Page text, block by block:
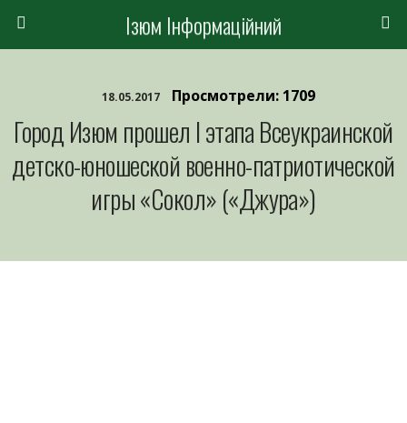
Ізюм Інформаційний
18.05.2017 Просмотрели: 1709
Город Изюм прошел I этапа Всеукраинской
детско-юношеской военно-патриотической
игры «Сокол» («Джура»)